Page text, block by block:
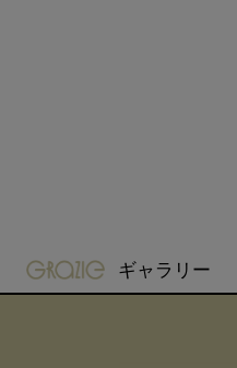
gravure-grazie
ギャラリー